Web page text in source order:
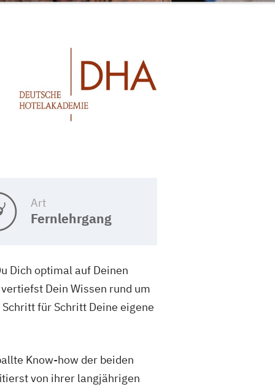
Art
Fernlehrgang
Dich optimal auf Deinen
Dein Wissen rund um
für Schritt Deine eigene
Know-how der beiden
von ihrer langjährigen